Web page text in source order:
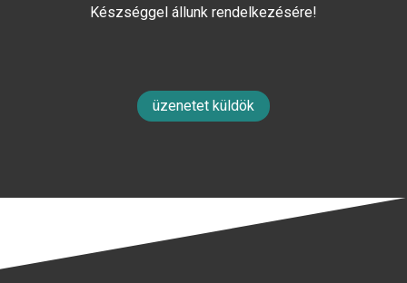
Készséggel állunk rendelkezésére!
üzenetet küldök